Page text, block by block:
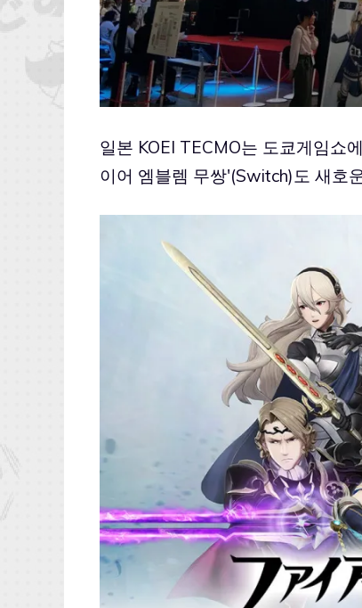
일본 KOEI TECMO는 도쿄게임쇼
이어 엠블렘 무쌍'(Switch)도 새호